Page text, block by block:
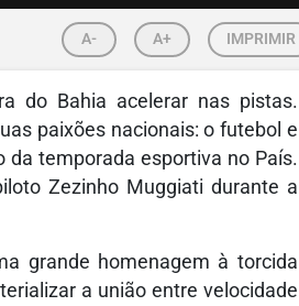
A- A+ IMPRIMIR
do Bahia acelerar nas pistas.
paixões nacionais: o futebol e
temporada esportiva no País.
Zezinho Muggiati durante a
grande homenagem à torcida
a união entre velocidade